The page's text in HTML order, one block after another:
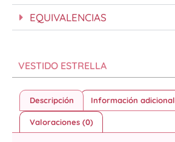
EQUIVALENCIAS
VESTIDO ESTRELLA
Descripción Información adicional
Valoraciones (0)